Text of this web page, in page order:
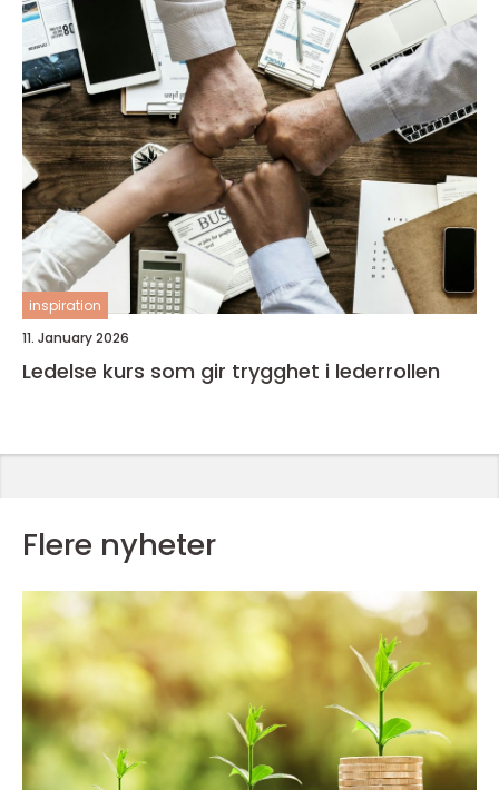
inspiration
11. January 2026
Ledelse kurs som gir trygghet i lederrollen
Flere nyheter